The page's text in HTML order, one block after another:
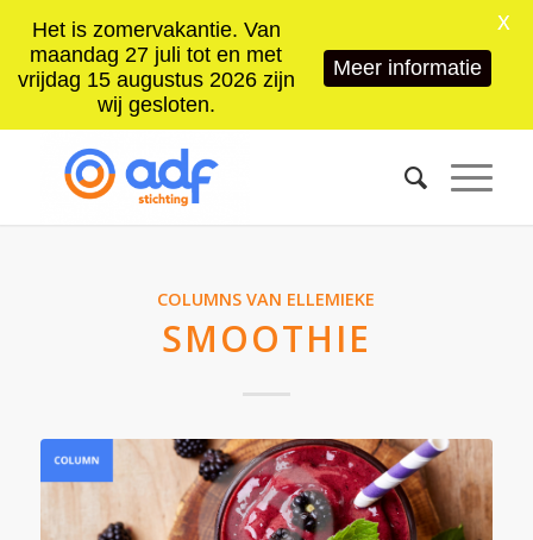
COLUMNS VAN ELLEMIEKE
SMOOTHIE
Het is zomervakantie. Van
maandag 27 juli tot en met
vrijdag 15 augustus 2026 zijn
wij gesloten.
Meer informatie
X